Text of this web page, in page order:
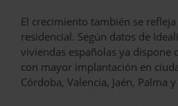
El crecimiento también se
residencial. Según datos de
viviendas españolas ya dispone
con mayor implantación en
Córdoba, Valencia, Jaén, Palma